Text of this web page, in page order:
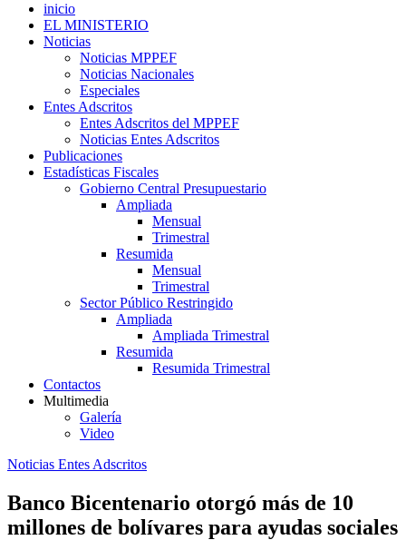
inicio
EL MINISTERIO
Noticias
Noticias MPPEF
Noticias Nacionales
Especiales
Entes Adscritos
Entes Adscritos del MPPEF
Noticias Entes Adscritos
Publicaciones
Estadísticas Fiscales
Gobierno Central Presupuestario
Ampliada
Mensual
Trimestral
Resumida
Mensual
Trimestral
Sector Público Restringido
Ampliada
Ampliada Trimestral
Resumida
Resumida Trimestral
Contactos
Multimedia
Galería
Video
Noticias Entes Adscritos
Banco Bicentenario otorgó más de 10
millones de bolívares para ayudas sociales